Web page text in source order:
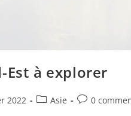
Est à explorer
2022 Asie 0